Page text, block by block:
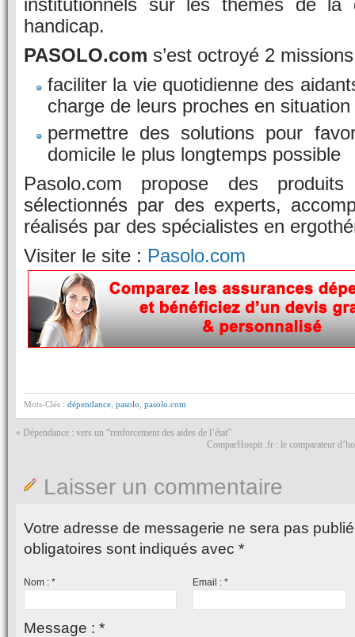
institutionnels sur les thèmes de la
handicap.
PASOLO.com s’est octroyé 2
faciliter la vie quotidienne des
charge de leurs proches en
permettre des solutions pour
domicile le plus longtemps possible
Pasolo.com propose des
sélectionnés par des experts,
réalisés par des spécialistes en
Visiter le site : Pasolo.com
Mots-Clés : dépendance pasolo pasolo.com
« Dépendance : vers un “renforcement des aides de l’état”
ComparHospit .fr : le comparateur
Laisser un commentaire
Votre adresse de messagerie ne sera pas
obligatoires sont indiqués avec *
Nom : * Email :*
Message : *